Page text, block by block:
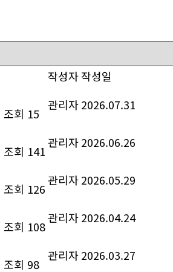
작성자작성일
조회 15
관리자2026.07.31
조회 141
관리자2026.06.26
조회 126
관리자2026.05.29
조회 108
관리자2026.04.24
조회 98
관리자2026.03.27